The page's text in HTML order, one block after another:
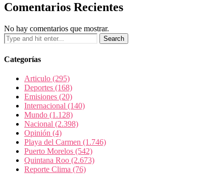
Comentarios Recientes
No hay comentarios que mostrar.
Categorías
Articulo (295)
Deportes (168)
Emisiones (20)
Internacional (140)
Mundo (1.128)
Nacional (2.398)
Opinión (4)
Playa del Carmen (1.746)
Puerto Morelos (542)
Quintana Roo (2.673)
Reporte Clima (76)